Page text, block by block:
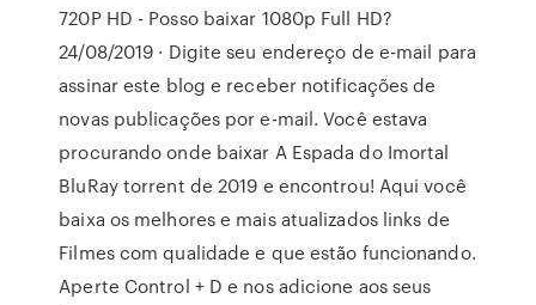
720P HD - Posso baixar 1080p Full HD?
24/08/2019 · Digite seu endereço de e-mail para
assinar este blog e receber notificações de
novas publicações por e-mail. Você estava
procurando onde baixar A Espada do Imortal
BluRay torrent de 2019 e encontrou! Aqui você
baixa os melhores e mais atualizados links de
Filmes com qualidade e que estão funcionando.
Aperte Control + D e nos adicione aos seus